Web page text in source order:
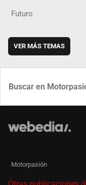
Futuro
VER MÁS TEMAS
Motorpasión